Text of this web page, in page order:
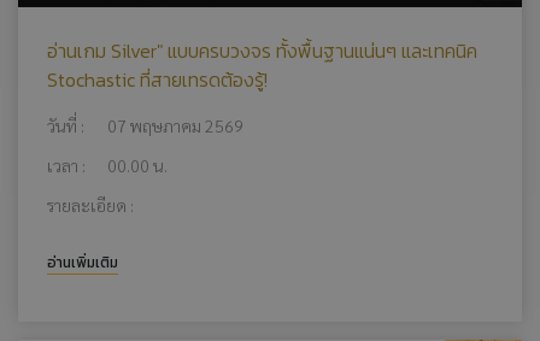
อ่านเกม Silver" แบบครบวงจร ทั้งพื้นฐานแน่นๆ และเทคนิค
Stochastic ที่สายเทรดต้องรู้!
วันที่ :
07 พฤษภาคม 2569
เวลา :
00.00 น.
รายละเอียด :
อ่านเพิ่มเติม